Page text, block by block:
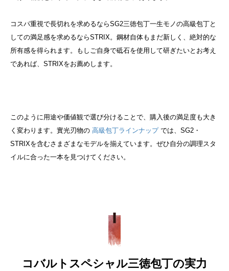
コスパ重視で長切れを求めるならSG2三徳包丁一生モノの高級包丁と
しての満足感を求めるならSTRIX。鋼材自体もまだ新しく、絶対的な
所有感を得られます。
もしご自身で砥石を使用して研ぎたいとお考え
であれば、STRIXをお薦めします。
このように用途や価値観で選び分けることで、購入後の満足度も大き
く変わります。 實光刃物の 高級包丁ラインナップでは、SG2・
STRIXを含むさまざまなモデルを揃えています。ぜひ自分の調理スタ
イルに合った一本を見つけてください。
コバルトスペシャル三徳包丁の実力